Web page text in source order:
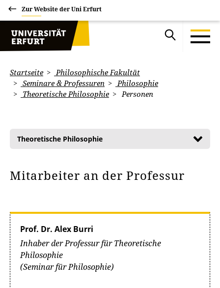
Zur Website der Uni Erfurt
Startseite
Philosophische Fakultät
Seminare & Professuren
Philosophie
Theoretische Philosophie
Personen
Theoretische Philosophie
Mitarbeiter an der Professur
Prof. Dr. Alex Burri
Inhaber der Professur für Theoretische
Philosophie
(Seminar für Philosophie)